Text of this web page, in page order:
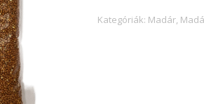
kg
Kategóriák: Madár,